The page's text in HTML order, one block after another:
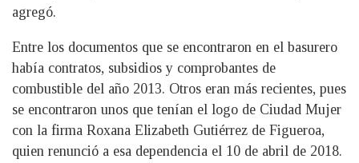
agregó.
Entre los documentos que se encontraron en el basurero
había contratos, subsidios y comprobantes de
combustible del año 2013. Otros eran más recientes, pues
se encontraron unos que tenían el logo de Ciudad Mujer
con la firma Roxana Elizabeth Gutiérrez de Figueroa,
quien renunció a esa dependencia el 10 de abril de 2018.